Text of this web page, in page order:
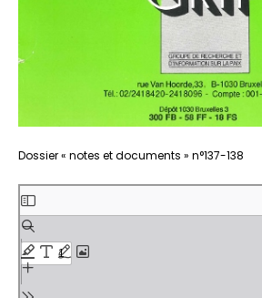
Dossier « notes et documents » n°137-138
PDF